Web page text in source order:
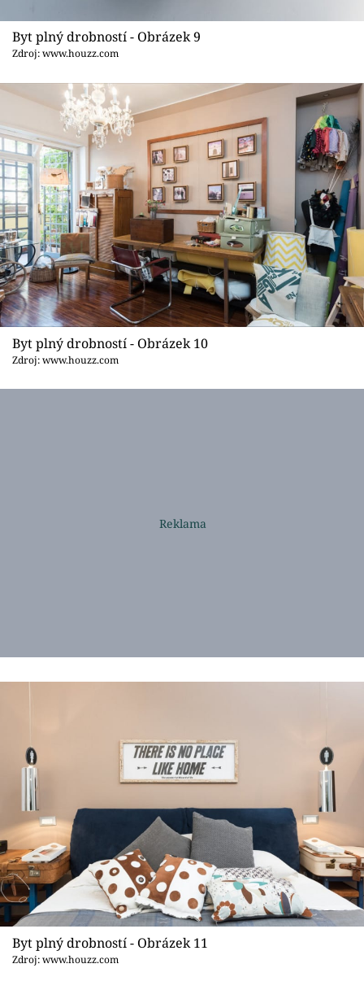
Byt plný drobností - Obrázek 9
Zdroj: www.houzz.com
Byt plný drobností - Obrázek 10
Zdroj: www.houzz.com
Byt plný drobností - Obrázek 11
Zdroj: www.houzz.com